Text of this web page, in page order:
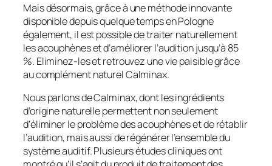
Mais désormais, grâce à une méthode innovante
disponible depuis quelque temps en Pologne
également, il est possible de traiter naturellement
les acouphènes et d’améliorer l’audition jusqu’à 85
%. Eliminez-les et retrouvez une vie paisible grâce
au complément naturel Calminax.
Nous parlons de Calminax, dont les ingrédients
d’origine naturelle permettent non seulement
d’éliminer le problème des acouphènes et de rétablir
l’audition, mais aussi de régénérer l’ensemble du
système auditif. Plusieurs études cliniques ont